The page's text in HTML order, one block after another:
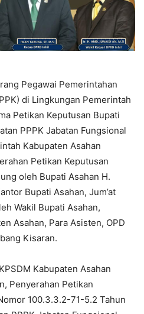
Pegawai Pemerintahan
di Lingkungan Pemerintah
Petikan Keputusan Bupati
PPPK Jabatan Fungsional
Kabupaten Asahan
Petikan Keputusan
oleh Bupati Asahan H.
Bupati Asahan, Jum’at
Wakil Bupati Asahan,
Asahan, Para Asisten, OPD
Kisaran.
Kabupaten Asahan
Penyerahan Petikan
100.3.3.2-71-5.2 Tahun